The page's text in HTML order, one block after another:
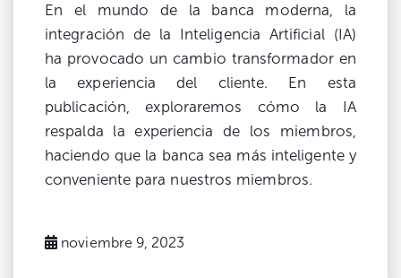
En el mundo de la banca moderna, la
integración de la Inteligencia Artificial (IA)
ha provocado un cambio transformador en
la experiencia del cliente. En esta
publicación, exploraremos cómo la IA
respalda la experiencia de los miembros,
haciendo que la banca sea más inteligente y
conveniente para nuestros miembros.
noviembre 9, 2023